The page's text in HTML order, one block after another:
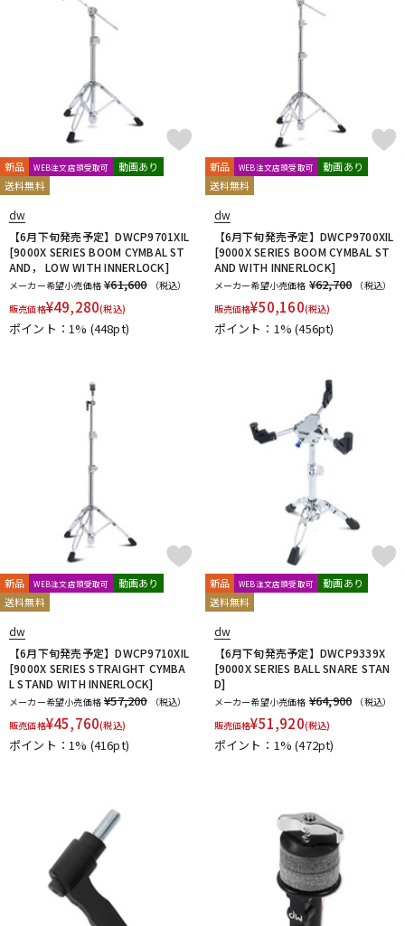
配信/ライブ機器 楽器アクセサリ
中古 ヴィンテージ
新品 WEB注文店頭受取可
動画あり
送料無料
dw
【6月下旬発売予定】DWCP9701XIL
[9000X SERIES BOOM CYMBAL ST
AND， LOW WITH INNERLOCK]
メーカー希望小売価格 ¥61,600
（税込）
販売価格¥49,280(税込)
ポイント：1% (448pt)
新品 WEB注文店頭受取可
動画あり
送料無料
dw
【6月下旬発売予定】DWCP9700XIL
[9000X SERIES BOOM CYMBAL ST
AND WITH INNERLOCK]
メーカー希望小売価格 ¥62,700
（税込）
販売価格¥50,160(税込)
ポイント：1%(456pt)
新品 WEB注文店頭受取可
動画あり
送料無料
dw
【6月下旬発売予定】DWCP9710XIL
[9000X SERIES STRAIGHT CYMBA
L STAND WITH INNERLOCK]
メーカー希望小売価格 ¥57,200
（税込）
販売価格¥45,760(税込)
ポイント：1% (416pt)
新品 WEB注文店頭受取可
動画あり
送料無料
dw
【6月下旬発売予定】DWCP9339X
[9000X SERIES BALL SNARE STAN
D]
メーカー希望小売価格 ¥64,900
（税込）
販売価格¥51,920(税込)
ポイント：1%(472pt)